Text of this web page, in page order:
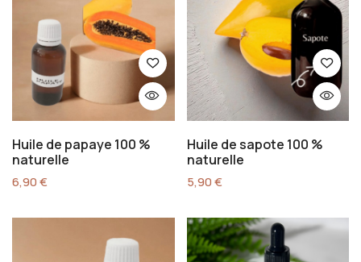
Huile de papaye 100 %
naturelle
6,90€
Huile de sapote 100 %
naturelle
5,90€